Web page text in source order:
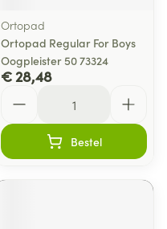
Ortopad
Ortopad Regular For Boys
Oogpleister 50 73324
€ 28,48
Bestel